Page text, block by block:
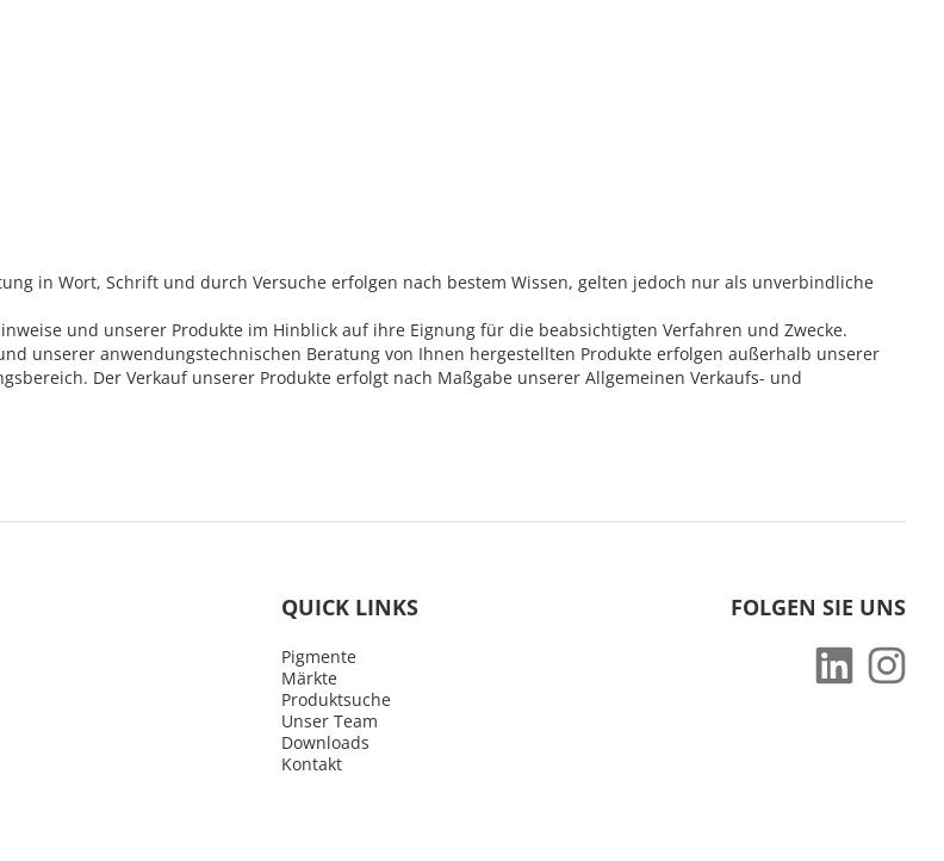
in Wort, Schrift und durch Versuche erfolgen nach bestem Wissen, gelten jedoch nur als unverbindliche
und unserer Produkte im Hinblick auf ihre Eignung für die beabsichtigten Verfahren und Zwecke.
unserer anwendungstechnischen Beratung von Ihnen hergestellten Produkte erfolgen außerhalb unserer
Der Verkauf unserer Produkte erfolgt nach Maßgabe unserer Allgemeinen Verkaufs- und
QUICK LINKS
Pigmente
Märkte
Produktsuche
Unser Team
Downloads
Kontakt
FOLGEN SIE UNS